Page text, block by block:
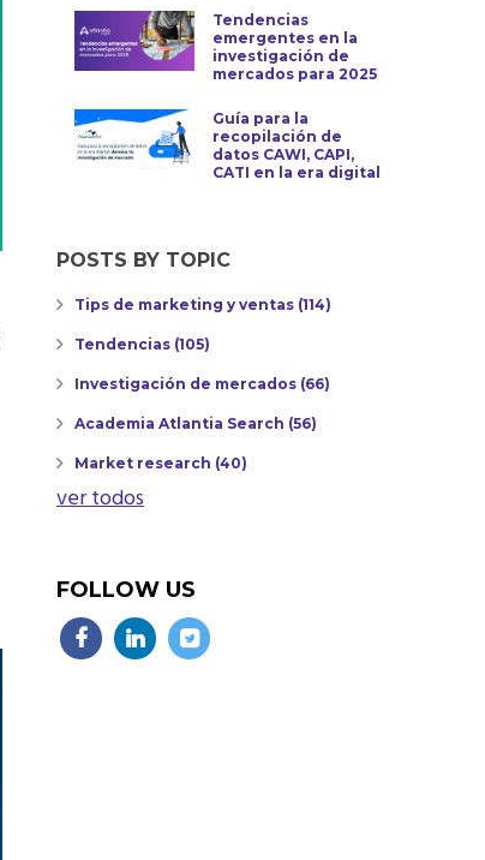
Tendencias
emergentes en la
investigación de
mercados para 2025
Guía para la
recopilación de
datos CAWI, CAPI,
CATI en la era digital
POSTS BY TOPIC
Tips de marketing y ventas (114)
Tendencias (105)
Investigación de mercados (66)
Academia Atlantia Search (56)
Market research (40)
ver todos
FOLLOW US